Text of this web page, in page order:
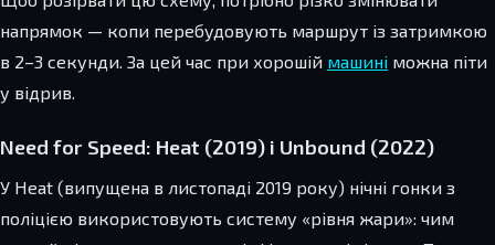
напрямок — копи перебудовують маршрут із затримкою
в 2–3 секунди. За цей час при хорошій машині можна піти
у відрив.
Need for Speed: Heat (2019) і Unbound (2022)
У Heat (випущена в листопаді 2019 року) нічні гонки з
поліцією використовують систему «рівня жари»: чим